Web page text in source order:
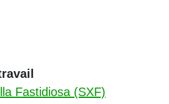
Fastidiosa (SXF)